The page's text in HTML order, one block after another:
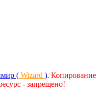
( Wizard ). Копирование
- запрещено!